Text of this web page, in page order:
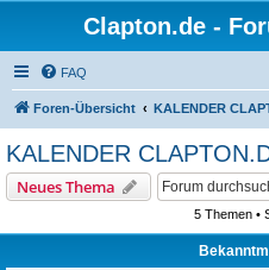
Clapton.de -
FAQ
Foren-Übersicht KALENDER
KALENDER
Neues Thema
5 Themen •